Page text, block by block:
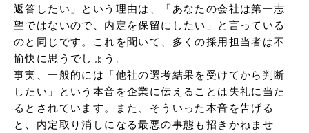
返答したい」という理由は、「あなたの会社は第一志
望ではないので、内定を保留にしたい」と言っている
のと同じです。これを聞いて、多くの採用担当者は不
愉快に思うでしょう。
事実、一般的には「他社の選考結果を受けてから判断
したい」という本音を企業に伝えることは失礼に当た
るとされています。また、そういった本音を告げる
と、内定取り消しになる最悪の事態も招きかねませ